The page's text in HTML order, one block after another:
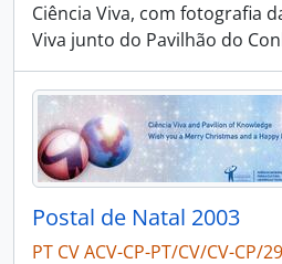
Ciência Viva, com fotografia
Viva junto do Pavilhão do
Postal de Natal 2003
PT CV ACV-CP-PT/CV/CV-CP/29